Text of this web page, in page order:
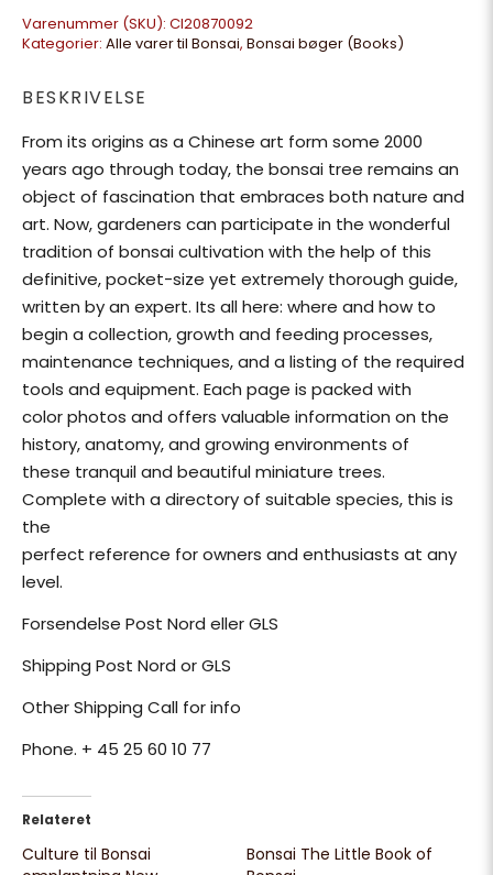
Varenummer (SKU): Cl20870092
Kategorier: Alle varer til Bonsai, Bonsai bøger (Books)
BESKRIVELSE
From its origins as a Chinese art form some 2000
years ago through today, the bonsai tree remains an
object of fascination that embraces both nature and
art. Now, gardeners can participate in the wonderful
tradition of bonsai cultivation with the help of this
definitive, pocket-size yet extremely thorough guide,
written by an expert. Its all here: where and how to
begin a collection, growth and feeding processes,
maintenance techniques, and a listing of the required
tools and equipment. Each page is packed with
color photos and offers valuable information on the
history, anatomy, and growing environments of
these tranquil and beautiful miniature trees.
Complete with a directory of suitable species, this is
the
perfect reference for owners and enthusiasts at any
level.
Forsendelse Post Nord eller GLS
Shipping Post Nord or GLS
Other Shipping Call for info
Phone. + 45 25 60 10 77
Relateret
Culture til Bonsai
Bonsai The Little Book of